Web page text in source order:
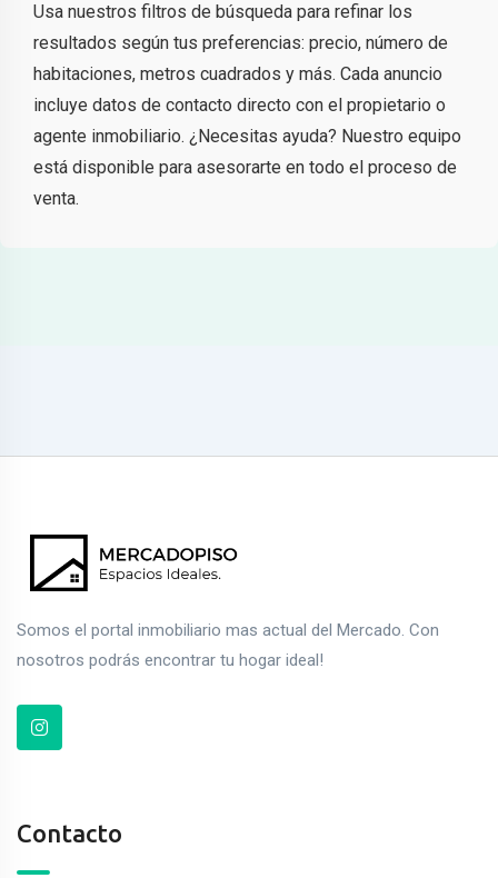
Usa nuestros filtros de búsqueda para refinar los
resultados según tus preferencias: precio, número de
habitaciones, metros cuadrados y más. Cada anuncio
incluye datos de contacto directo con el propietario o
agente inmobiliario. ¿Necesitas ayuda? Nuestro equipo
está disponible para asesorarte en todo el proceso de
venta.
Somos el portal inmobiliario mas actual del Mercado. Con
nosotros podrás encontrar tu hogar ideal!
Contacto